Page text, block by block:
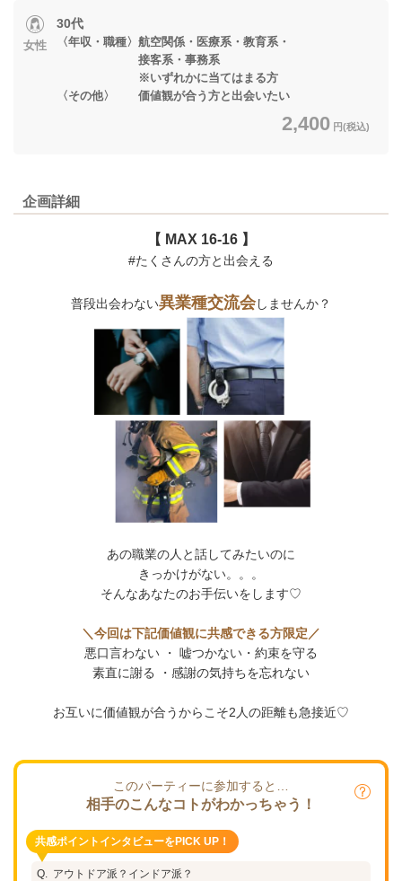
女性
30代
〈年収・職種〉航空関係・医療系・教育系・
接客系・事務系
※いずれかに当てはまる方
〈その他〉 価値観が合う方と出会いたい
2,400 円(税込)
企画詳細
【 MAX 16-16 】
#たくさんの方と出会える
普段出会わない異業種交流会しませんか？
あの職業の人と話してみたいのに
きっかけがない。。。
そんなあなたのお手伝いをします♡
＼今回は下記価値観に共感できる方限定／
悪口言わない ・ 嘘つかない・約束を守る
素直に謝る ・感謝の気持ちを忘れない
お互いに価値観が合うからこそ2人の距離も急接近♡
このパーティーに参加すると…
相手のこんなコトがわかっちゃう！
共感ポイントインタビューをPICK UP！
アウトドア派？インドア派？